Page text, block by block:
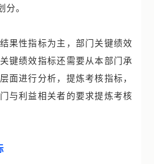
。
果性指标为主，部门关键绩效
键绩效指标还需要从本部门承
面进行分析，提炼考核指标，
与利益相关者的要求提炼考核